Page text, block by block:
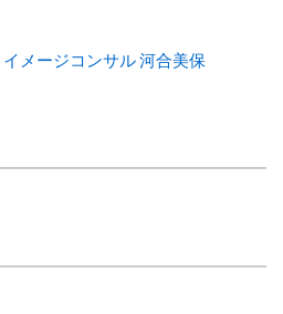
メージコンサル 河合美保